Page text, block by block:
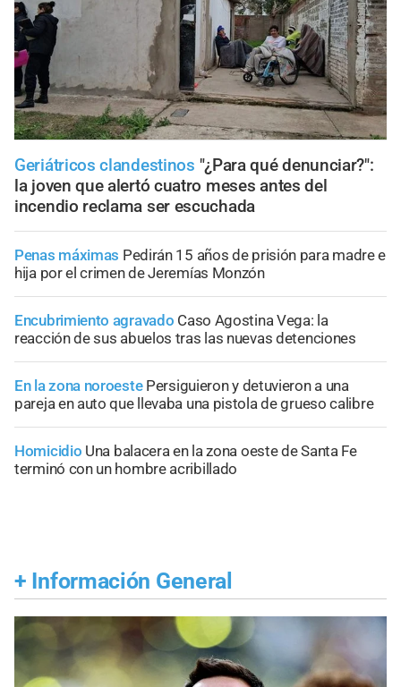
Geriátricos clandestinos "¿Para qué denunciar?":
la joven que alertó cuatro meses antes del
incendio reclama ser escuchada
Penas máximas Pedirán 15 años de prisión para madre e
hija por el crimen de Jeremías Monzón
Encubrimiento agravado Caso Agostina Vega: la
reacción de sus abuelos tras las nuevas detenciones
En la zona noroeste Persiguieron y detuvieron a una
pareja en auto que llevaba una pistola de grueso calibre
Homicidio Una balacera en la zona oeste de Santa Fe
terminó con un hombre acribillado
+ Información General